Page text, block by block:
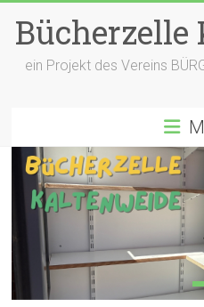
Inhalt
springen
Bücherzelle
ein Projekt des Vereins